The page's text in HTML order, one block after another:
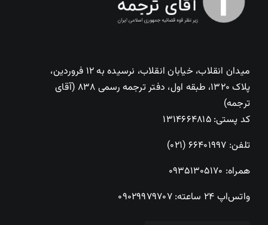
میدان انقلاب، خیابان انقلاب، نرسیده به ۱۲ فروردین،
پلاک ۱۳۲۰، طبقه اول، دفتر ترجمه رسمی ۸۳۸ (آقای
ترجمه)
کد پستی: ۱۳۱۴۶۶۴۸۱۵
تلفن: ۶۶۴۰۱۹۹۷ (۰۲۱)
همراه: ۰۹۳۵۱۳۰۵۱۷۰
واتس‌اپ ۲۴ ساعته:
۰۹۰۲۹۹۷۹۷۰۷